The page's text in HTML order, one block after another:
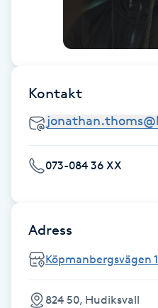
Fransförlängning Megavolym
Fransförlängning Volym
Fransk manikyr
Frekvensterapi
Friskvård
Kontakt
073-084 36 XX
Adress
Köpmanbergsvägen 1
824 50, Hudiksvall